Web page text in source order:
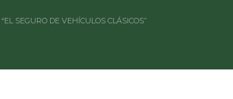
SEGURO DE VEHÍCULOS CLÁSICOS”